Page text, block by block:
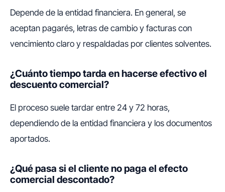
Depende de la entidad financiera. En general, se
aceptan pagarés, letras de cambio y facturas con
vencimiento claro y respaldadas por clientes solventes.
¿Cuánto tiempo tarda en hacerse efectivo el
descuento comercial?
El proceso suele tardar entre 24 y 72 horas,
dependiendo de la entidad financiera y los documentos
aportados.
¿Qué pasa si el cliente no paga el efecto
comercial descontado?